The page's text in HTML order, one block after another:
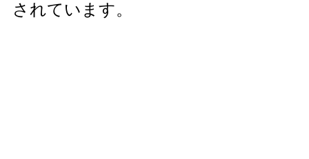
されています。